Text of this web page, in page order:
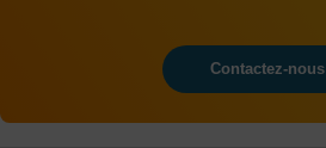
Contactez-nous